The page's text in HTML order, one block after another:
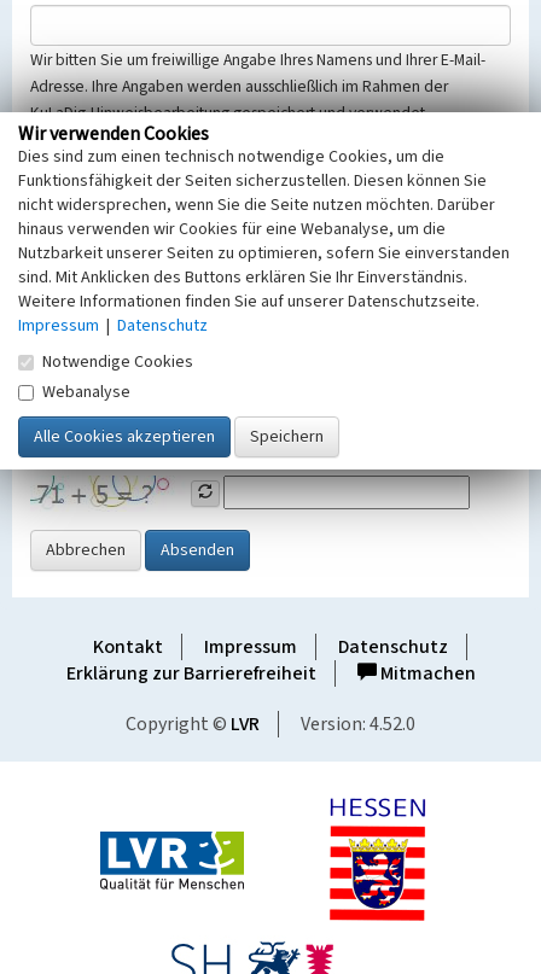
Wir bitten Sie um freiwillige Angabe Ihres Namens und Ihrer E-Mail-
Adresse. Ihre Angaben werden ausschließlich im Rahmen der
KuLaDig-Hinweisbearbeitung gespeichert und verwendet.
Selbstverständlich werden diese entsprechend der Vorschriften des
Telemediengesetzes, des Datenschutzgesetzes NRW und der seit
dem 25.05.2018 gültigen Europäischen Datenschutzgrundverordnung
(EU-DSGVO) vertraulich behandelt, beachten Sie bitte unsere
Hinweise zumDatenschutz
Nachricht
SicherheitsabfrageTragen Sie unten das Rechenergebnis aus der
Grafik ein
Abbrechen Absenden
Kontakt Impressum
Datenschutz
Erklärung zur Barrierefreiheit
Mitmachen
Copyright © LVR Version: 4.52.0
Wir verwenden Cookies
Dies sind zum einen technisch notwendige Cookies, um die
Funktionsfähigkeit der Seiten sicherzustellen. Diesen können Sie
nicht widersprechen, wenn Sie die Seite nutzen möchten. Darüber
hinaus verwenden wir Cookies für eine Webanalyse, um die
Nutzbarkeit unserer Seiten zu optimieren, sofern Sie einverstanden
sind. Mit Anklicken des Buttons erklären Sie Ihr Einverständnis.
Weitere Informationen finden Sie auf unserer Datenschutzseite.
Impressum | Datenschutz
Notwendige Cookies
Webanalyse